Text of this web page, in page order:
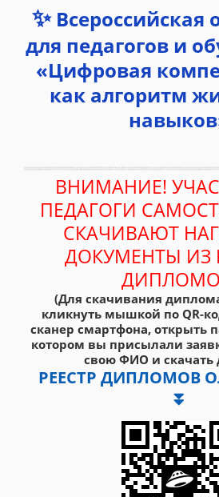
✨Всероссийская
для педагогов и
«Цифровая
как алгоритм
ВНИМАНИЕ!
ПЕДАГОГИ
СКАЧИВАЮТ
ДОКУМЕНТЫ ИЗ
(Для скачивания
кликнуть мышкой по QR-
сканер смартфона, открыть
котором вы присылали
свою ФИО и скачать
РЕЕСТР ДИПЛОМОВ
⏬